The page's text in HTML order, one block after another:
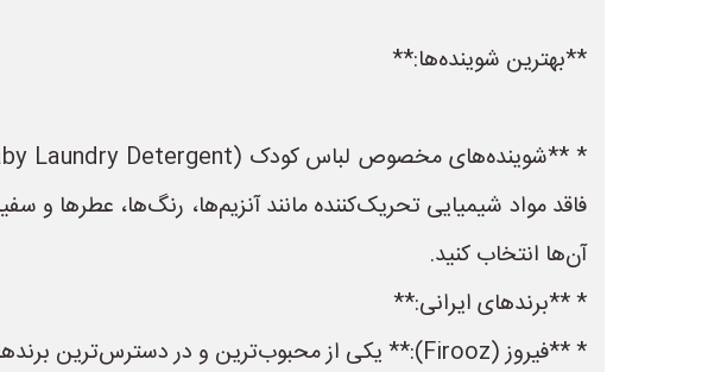
**بهترین شوینده‌ها:**
فاقد مواد شیمیایی تحریک‌کننده مانند آنزیم‌ها، رنگ‌ها، عطرها و
آن‌ها انتخاب کنید.
* **برندهای ایرانی:**
* **فیروز (Firooz):** یکی از محبوب‌ترین و در دسترس‌ترین برندها در ایران است و شوینده‌های ملایم و مناسبی برای نوزادان ارائه می‌دهد.